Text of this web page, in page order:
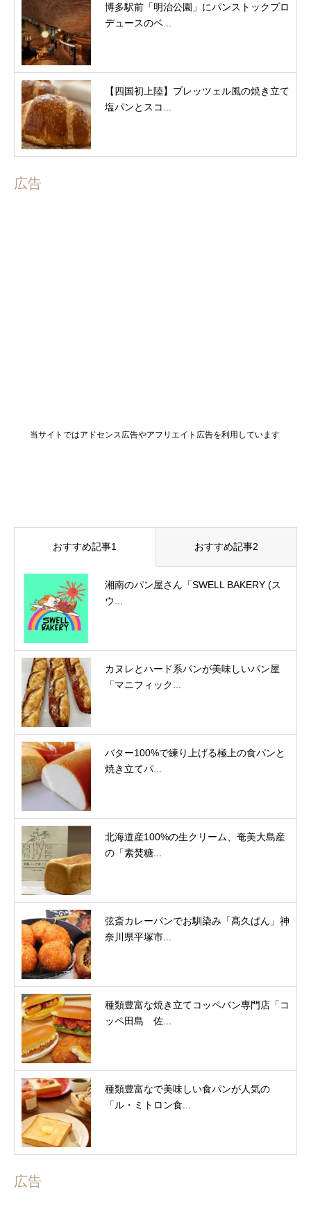
博多駅前「明治公園」にパンストックプロ
デュースのベ...
【四国初上陸】プレッツェル風の焼き立て
塩パンとスコ...
広告
当サイトではアドセンス広告やアフリエイト広告を利用しています
おすすめ記事1 おすすめ記事2
湘南のパン屋さん「SWELL BAKERY (ス
ウ...
カヌレとハード系パンが美味しいパン屋
「マニフィック...
バター100%で練り上げる極上の食パンと
焼き立てパ...
北海道産100%の生クリーム、奄美大島産
の「素焚糖...
弦斎カレーパンでお馴染み「髙久ぱん」神
奈川県平塚市...
種類豊富な焼き立てコッペパン専門店「コ
ッペ田島 佐...
種類豊富なで美味しい食パンが人気の
「ル・ミトロン食...
広告